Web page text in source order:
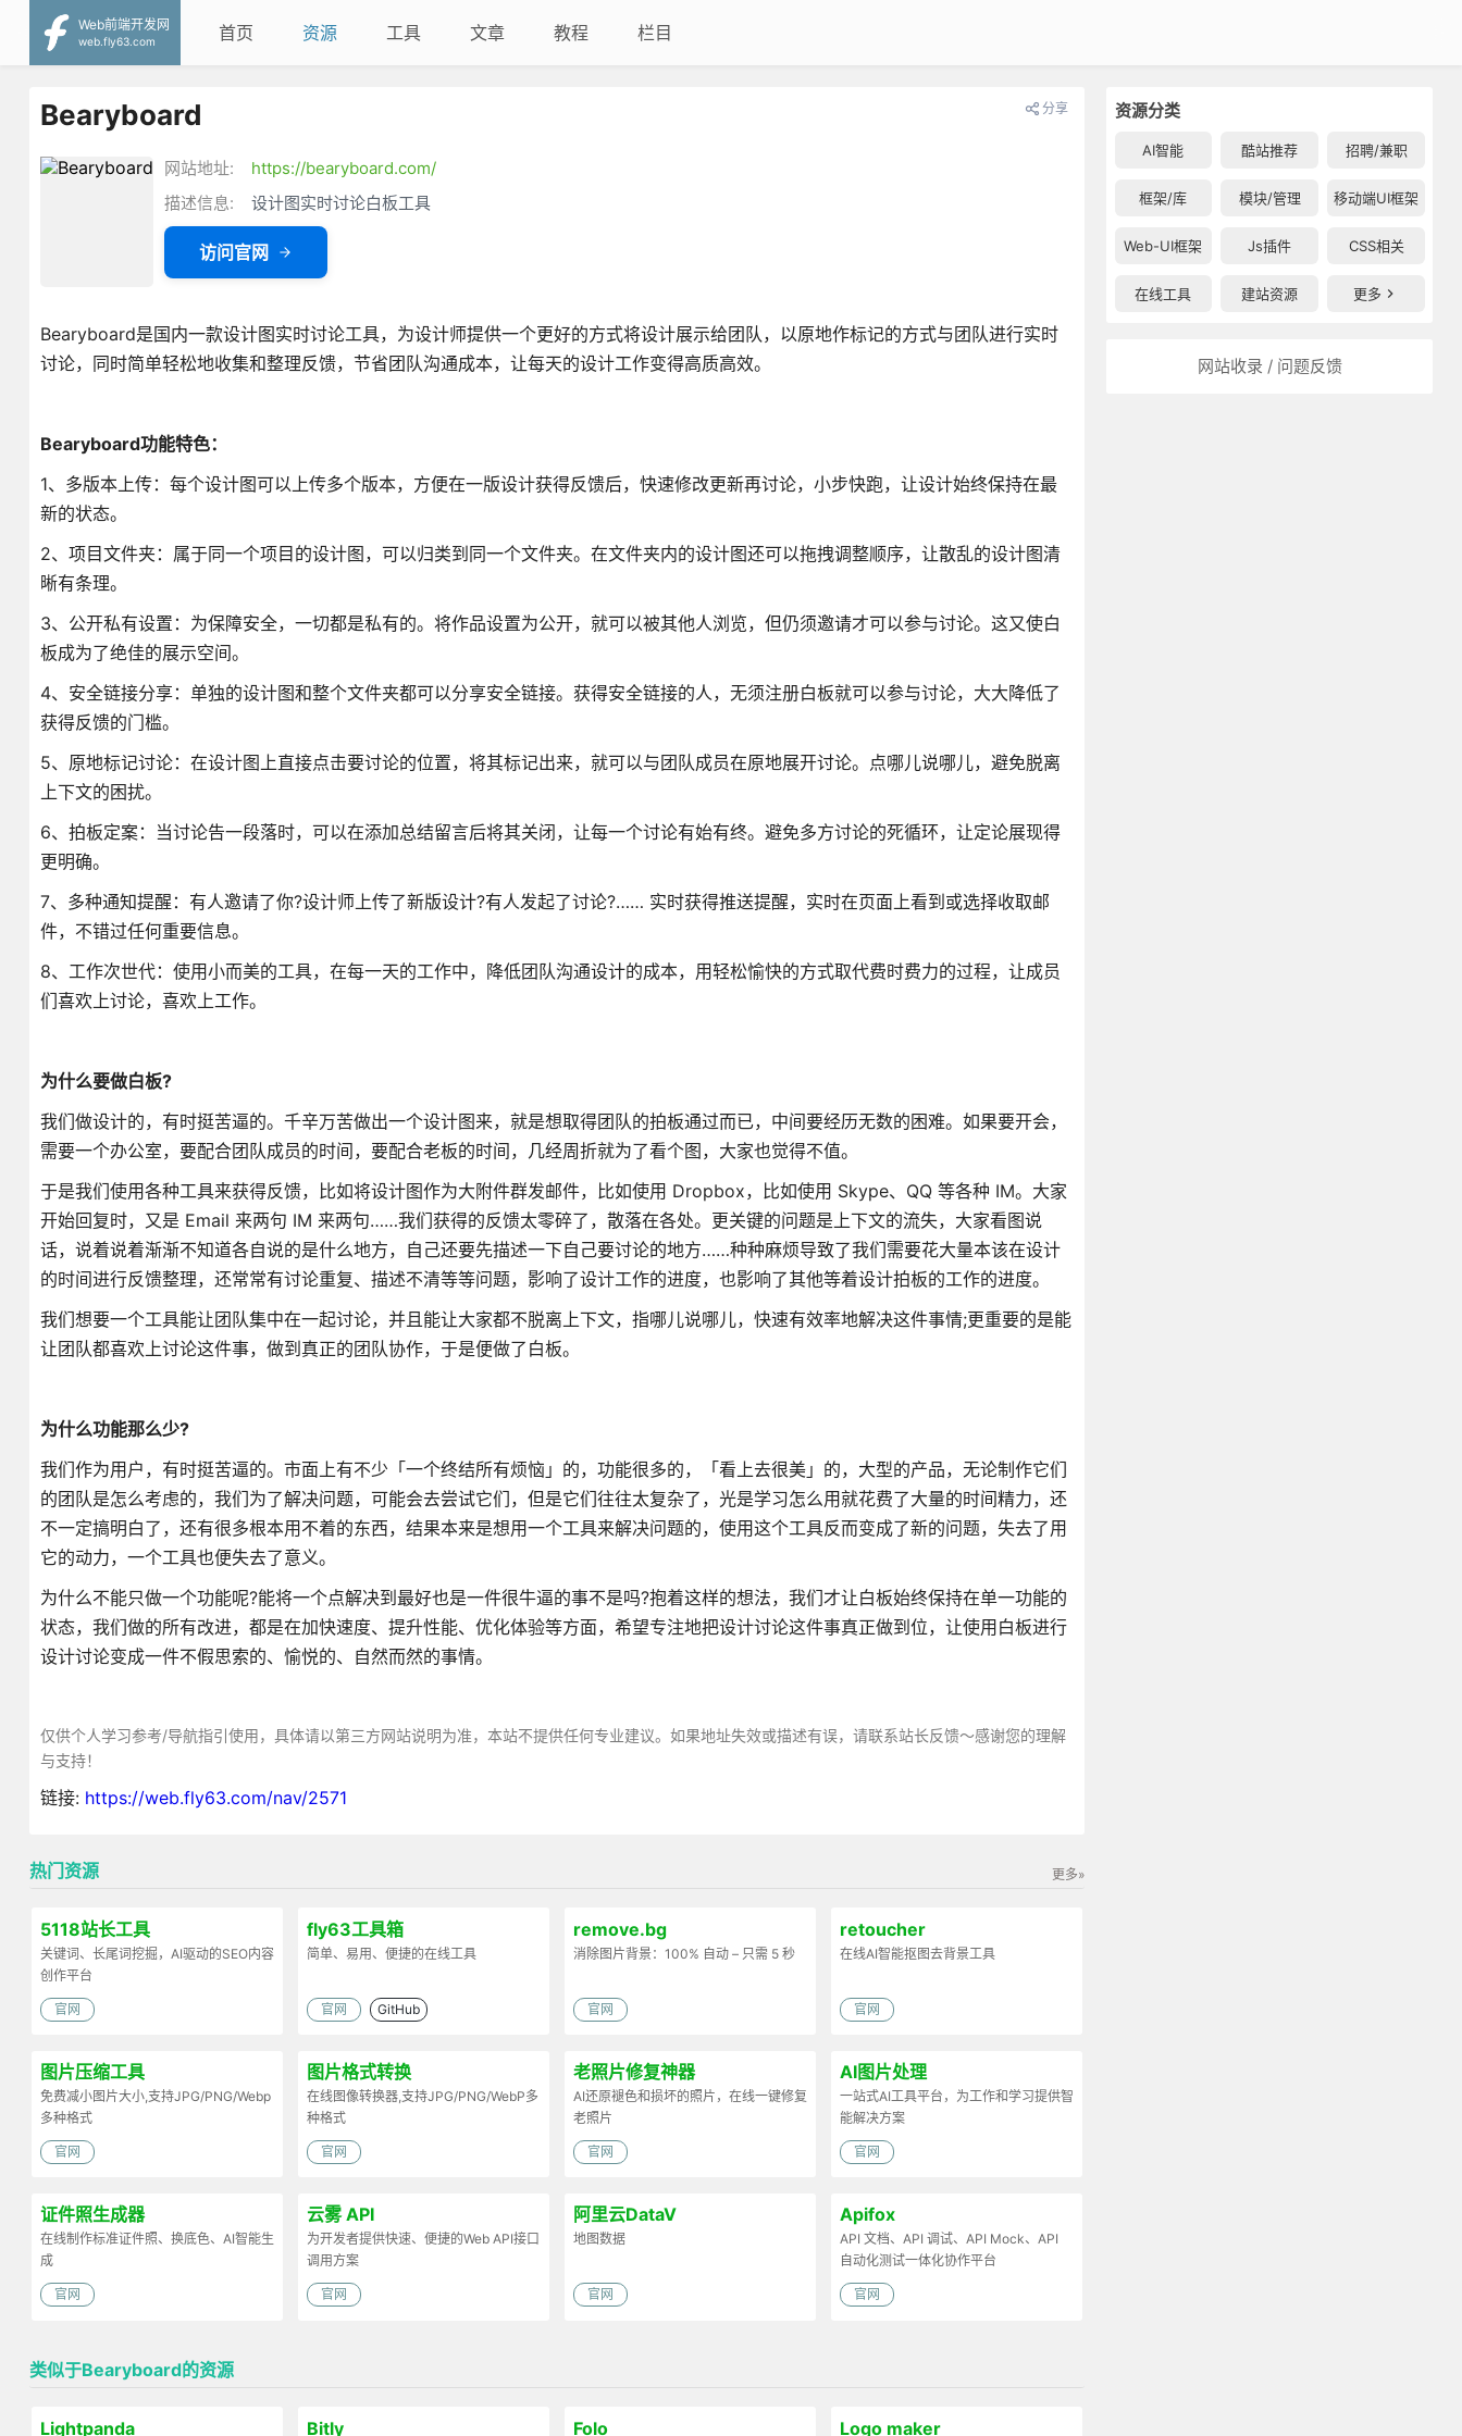
Web前端开发网
web.fly63.com
首页 资源 工具 文章 教程 栏目
资源分类
AI智能 酷站推荐 招聘/兼职
框架/库 模块/管理 移动端UI框架
Web-UI框架 Js插件 CSS相关
在线工具 建站资源 更多
网站收录 / 问题反馈
Bearyboard 分享
网站地址:
https://bearyboard.com/
描述信息:
设计图实时讨论白板工具
访问官网
Bearyboard是国内一款设计图实时讨论工具，为设计师提供一个更好的方式将设计展示给团队，以原地作标记的方式与团队进行实时
讨论，同时简单轻松地收集和整理反馈，节省团队沟通成本，让每天的设计工作变得高质高效。
Bearyboard功能特色：
1、多版本上传：每个设计图可以上传多个版本，方便在一版设计获得反馈后，快速修改更新再讨论，小步快跑，让设计始终保持在最
新的状态。
2、项目文件夹：属于同一个项目的设计图，可以归类到同一个文件夹。在文件夹内的设计图还可以拖拽调整顺序，让散乱的设计图清
晰有条理。
3、公开私有设置：为保障安全，一切都是私有的。将作品设置为公开，就可以被其他人浏览，但仍须邀请才可以参与讨论。这又使白
板成为了绝佳的展示空间。
4、安全链接分享：单独的设计图和整个文件夹都可以分享安全链接。获得安全链接的人，无须注册白板就可以参与讨论，大大降低了
获得反馈的门槛。
5、原地标记讨论：在设计图上直接点击要讨论的位置，将其标记出来，就可以与团队成员在原地展开讨论。点哪儿说哪儿，避免脱离
上下文的困扰。
6、拍板定案：当讨论告一段落时，可以在添加总结留言后将其关闭，让每一个讨论有始有终。避免多方讨论的死循环，让定论展现得
更明确。
7、多种通知提醒：有人邀请了你?设计师上传了新版设计?有人发起了讨论?…… 实时获得推送提醒，实时在页面上看到或选择收取邮
件，不错过任何重要信息。
8、工作次世代：使用小而美的工具，在每一天的工作中，降低团队沟通设计的成本，用轻松愉快的方式取代费时费力的过程，让成员
们喜欢上讨论，喜欢上工作。
为什么要做白板?
我们做设计的，有时挺苦逼的。千辛万苦做出一个设计图来，就是想取得团队的拍板通过而已，中间要经历无数的困难。如果要开会，
需要一个办公室，要配合团队成员的时间，要配合老板的时间，几经周折就为了看个图，大家也觉得不值。
于是我们使用各种工具来获得反馈，比如将设计图作为大附件群发邮件，比如使用 Dropbox，比如使用 Skype、QQ 等各种 IM。大家
开始回复时，又是 Email 来两句 IM 来两句……我们获得的反馈太零碎了，散落在各处。更关键的问题是上下文的流失，大家看图说
话，说着说着渐渐不知道各自说的是什么地方，自己还要先描述一下自己要讨论的地方……种种麻烦导致了我们需要花大量本该在设计
的时间进行反馈整理，还常常有讨论重复、描述不清等等问题，影响了设计工作的进度，也影响了其他等着设计拍板的工作的进度。
我们想要一个工具能让团队集中在一起讨论，并且能让大家都不脱离上下文，指哪儿说哪儿，快速有效率地解决这件事情;更重要的是能
让团队都喜欢上讨论这件事，做到真正的团队协作，于是便做了白板。
为什么功能那么少?
我们作为用户，有时挺苦逼的。市面上有不少「一个终结所有烦恼」的，功能很多的，「看上去很美」的，大型的产品，无论制作它们
的团队是怎么考虑的，我们为了解决问题，可能会去尝试它们，但是它们往往太复杂了，光是学习怎么用就花费了大量的时间精力，还
不一定搞明白了，还有很多根本用不着的东西，结果本来是想用一个工具来解决问题的，使用这个工具反而变成了新的问题，失去了用
它的动力，一个工具也便失去了意义。
为什么不能只做一个功能呢?能将一个点解决到最好也是一件很牛逼的事不是吗?抱着这样的想法，我们才让白板始终保持在单一功能的
状态，我们做的所有改进，都是在加快速度、提升性能、优化体验等方面，希望专注地把设计讨论这件事真正做到位，让使用白板进行
设计讨论变成一件不假思索的、愉悦的、自然而然的事情。
仅供个人学习参考/导航指引使用，具体请以第三方网站说明为准，本站不提供任何专业建议。如果地址失效或描述有误，请联系站长反馈～感谢您的理解
与支持！
链接: https://web.fly63.com/nav/2571
更多»
热门资源
5118站长工具
关键词、长尾词挖掘，AI驱动的SEO内容
创作平台
官网
fly63工具箱
简单、易用、便捷的在线工具
官网 GitHub
remove.bg
消除图片背景：100% 自动 – 只需 5 秒
官网
retoucher
在线AI智能抠图去背景工具
官网
图片压缩工具
免费减小图片大小,支持JPG/PNG/Webp
多种格式
官网
图片格式转换
在线图像转换器,支持JPG/PNG/WebP多
种格式
官网
老照片修复神器
AI还原褪色和损坏的照片，在线一键修复
老照片
官网
AI图片处理
一站式AI工具平台，为工作和学习提供智
能解决方案
官网
证件照生成器
在线制作标准证件照、换底色、AI智能生
成
官网
云雾 API
为开发者提供快速、便捷的Web API接口
调用方案
官网
阿里云DataV
地图数据
官网
Apifox
API 文档、API 调试、API Mock、API
自动化测试一体化协作平台
官网
类似于Bearyboard的资源
Lightpanda Bitly Folo Logo maker